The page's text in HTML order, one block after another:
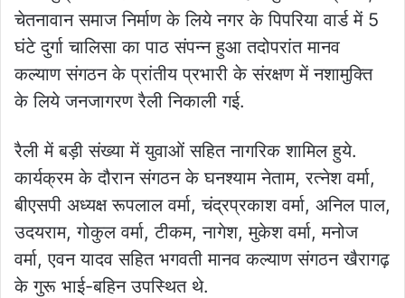
चेतनावान समाज निर्माण के लिये नगर के पिपरिया वार्ड में 5
घंटे दुर्गा चालिसा का पाठ संपन्न हुआ तदोपरांत मानव
कल्याण संगठन के प्रांतीय प्रभारी के संरक्षण में नशामुक्ति
के लिये जनजागरण रैली निकाली गई.
रैली में बड़ी संख्या में युवाओं सहित नागरिक शामिल हुये.
कार्यक्रम के दौरान संगठन के घनश्याम नेताम, रत्नेश वर्मा,
बीएसपी अध्यक्ष रूपलाल वर्मा, चंद्रप्रकाश वर्मा, अनिल पाल,
उदयराम, गोकुल वर्मा, टीकम, नागेश, मुकेश वर्मा, मनोज
वर्मा, एवन यादव सहित भगवती मानव कल्याण संगठन खैरागढ़
के गुरू भाई-बहिन उपस्थित थे.